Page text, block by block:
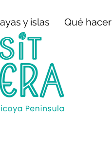
y islas Qué hacer